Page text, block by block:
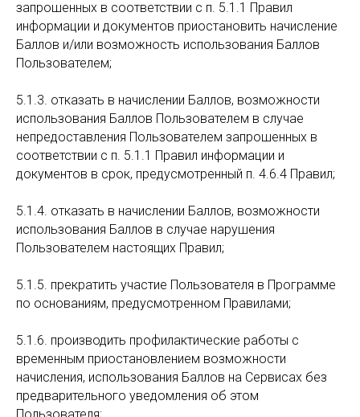
запрошенных в соответствии с п. 5.1.1 Правил
информации и документов приостановить начисление
Баллов и/или возможность использования Баллов
Пользователем;
5.1.3. отказать в начислении Баллов, возможности
использования Баллов Пользователем в случае
непредоставления Пользователем запрошенных в
соответствии с п. 5.1.1 Правил информации и
документов в срок, предусмотренный п. 4.6.4 Правил;
5.1.4. отказать в начислении Баллов, возможности
использования Баллов в случае нарушения
Пользователем настоящих Правил;
5.1.5. прекратить участие Пользователя в Программе
по основаниям, предусмотренном Правилами;
5.1.6. производить профилактические работы с
временным приостановлением возможности
начисления, использования Баллов на Сервисах без
предварительного уведомления об этом